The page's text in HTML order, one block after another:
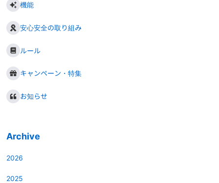
機能
安心安全の取り組み
ルール
キャンペーン・特集
お知らせ
Archive
2026
2025